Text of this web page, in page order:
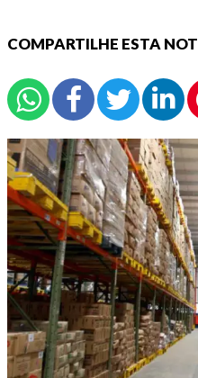
COMPARTILHE ESTA